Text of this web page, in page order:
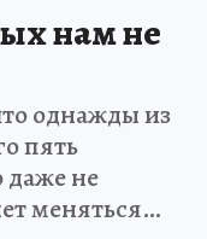
нам не
однажды из
пять
даже не
меняться…